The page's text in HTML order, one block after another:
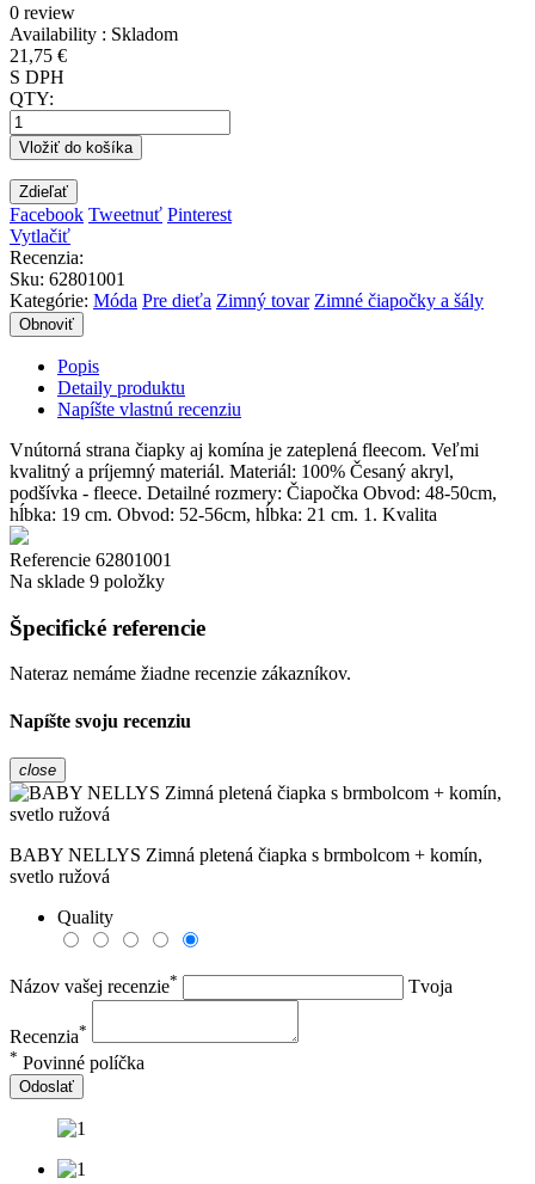
0 review
Availability : Skladom
21,75 €
S DPH
QTY:
Vložiť do košíka
Zdieľať
Facebook Tweetnuť Pinterest
Vytlačiť
Recenzia:
Sku: 62801001
Kategórie: Móda Pre dieťa Zimný tovar Zimné čiapočky a šály
Popis
Detaily produktu
Napíšte vlastnú recenziu
Vnútorná strana čiapky aj komína je zateplená fleecom. Veľmi
kvalitný a príjemný materiál. Materiál: 100% Česaný akryl,
podšívka - fleece. Detailné rozmery: Čiapočka Obvod: 48-50cm,
hĺbka: 19 cm. Obvod: 52-56cm, hĺbka: 21 cm. 1. Kvalita
Referencie 62801001
Na sklade 9 položky
Špecifické referencie
Nateraz nemáme žiadne recenzie zákazníkov.
Napíšte svoju recenziu
close
BABY NELLYS Zimná pletená čiapka s brmbolcom + komín,
svetlo ružová
Quality
Názov vašej recenzie* Tvoja
Recenzia*
* Povinné políčka
Odoslať